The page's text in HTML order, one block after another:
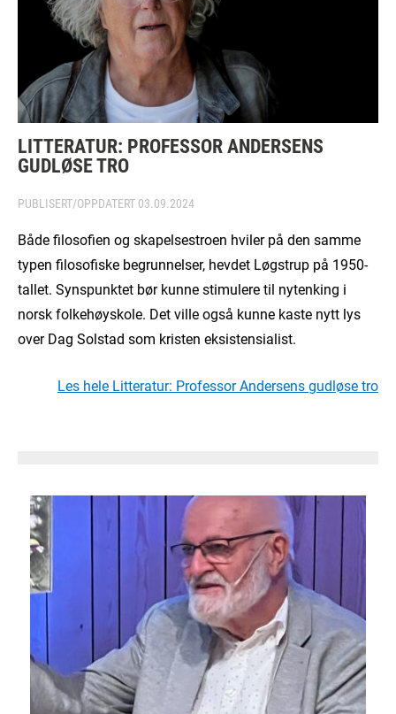
LITTERATUR: PROFESSOR ANDERSENS
GUDLØSE TRO
PUBLISERT/OPPDATERT 03.09.2024
Både filosofien og skapelsestroen hviler på den samme
typen filosofiske begrunnelser, hevdet Løgstrup på 1950-
tallet. Synspunktet bør kunne stimulere til nytenking i
norsk folkehøyskole. Det ville også kunne kaste nytt lys
over Dag Solstad som kristen eksistensialist.
Les hele Litteratur: Professor Andersens gudløse tro